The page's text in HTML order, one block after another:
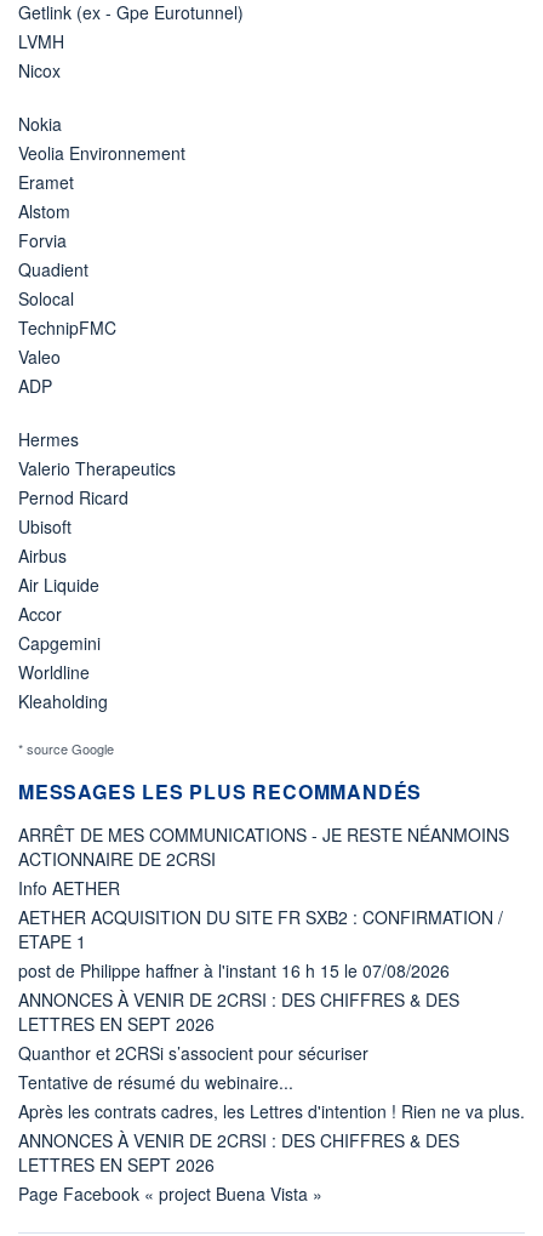
Getlink (ex - Gpe Eurotunnel)
LVMH
Nicox
Nokia
Veolia Environnement
Eramet
Alstom
Forvia
Quadient
Solocal
TechnipFMC
Valeo
ADP
Hermes
Valerio Therapeutics
Pernod Ricard
Ubisoft
Airbus
Air Liquide
Accor
Capgemini
Worldline
Kleaholding
* source Google
MESSAGES LES PLUS RECOMMANDÉS
ARRÊT DE MES COMMUNICATIONS - JE RESTE NÉANMOINS
ACTIONNAIRE DE 2CRSI
Info AETHER
AETHER ACQUISITION DU SITE FR SXB2 : CONFIRMATION /
ETAPE 1
post de Philippe haffner à l'instant 16 h 15 le 07/08/2026
ANNONCES À VENIR DE 2CRSI : DES CHIFFRES & DES
LETTRES EN SEPT 2026
Quanthor et 2CRSi s’associent pour sécuriser
Tentative de résumé du webinaire...
Après les contrats cadres, les Lettres d'intention ! Rien ne va plus.
ANNONCES À VENIR DE 2CRSI : DES CHIFFRES & DES
LETTRES EN SEPT 2026
Page Facebook « project Buena Vista »